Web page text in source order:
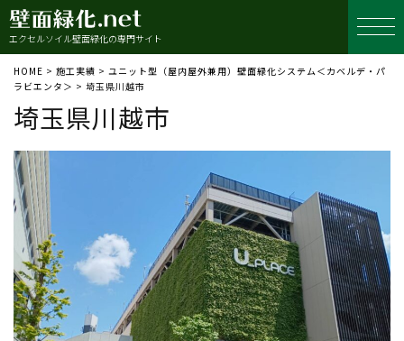
エクセルソイル壁面緑化の専門サイト
HOME > 施工実績 > ユニット型（屋内屋外兼用）壁面緑化システム＜カベルデ・パ
ラビエンタ＞ > 埼玉県川越市
埼玉県川越市